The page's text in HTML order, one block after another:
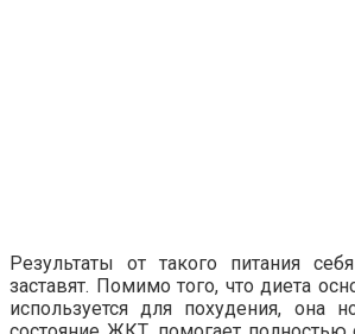
Результаты от такого питания
заставят. Помимо того, что диета
используется для похудения, она